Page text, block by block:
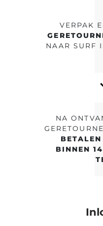
VERPAK
NAAR SURF
NA
BINNEN